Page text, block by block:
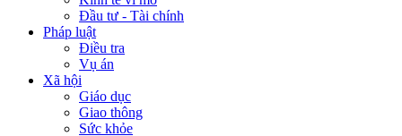
Đầu tư - Tài chính
Pháp luật
Điều tra
Vụ án
Xã hội
Giáo dục
Giao thông
Sức khỏe